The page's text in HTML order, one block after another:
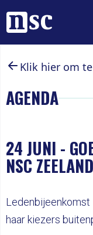
Home
GRONDGEDACHTEN
ONZE MENSEN
DOE MEE
LID WORDEN
Klik hier om
AGENDA
24 JUNI -
NSC ZEELAND
Ledenbijeenkomst
haar kiezers